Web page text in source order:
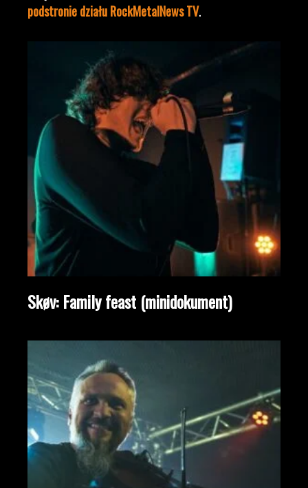
podstronie działu RockMetalNews TV.
Skøv: Family feast (minidokument)